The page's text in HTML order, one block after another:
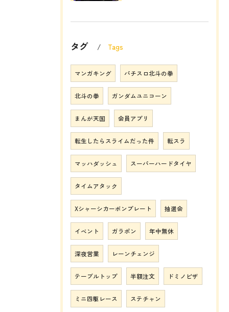
タグ Tags
マンガキング パチスロ北斗の拳
北斗の拳 ガンダムユニコーン
まんが天国 会員アプリ
転生したらスライムだった件 転スラ
マッハダッシュ スーパーハードタイヤ
タイムアタック
Xシャーシカーボンプレート 抽選会
イベント ガラポン 年中無休
深夜営業 レーンチェンジ
テーブルトップ 半額注文 ドミノピザ
ミニ四駆レース ステチャン